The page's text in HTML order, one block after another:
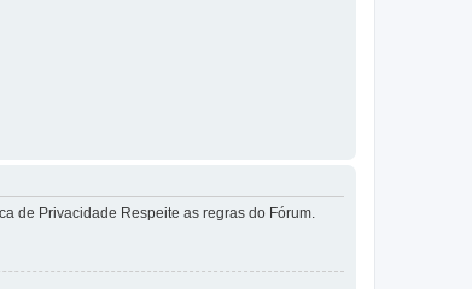
de Privacidade Respeite as regras do Fórum.